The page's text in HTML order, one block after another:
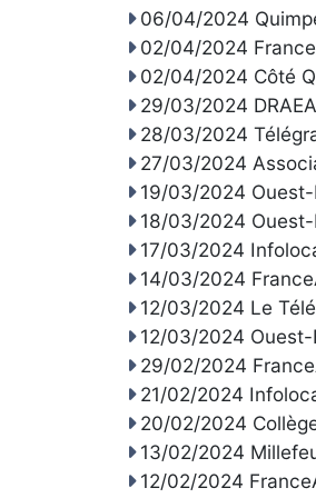
06/04/2024
02/04/2024
02/04/2024 Côté
29/03/2024
28/03/2024
27/03/2024
19/03/2024
18/03/2024
17/03/2024
14/03/2024
12/03/2024 Le
12/03/2024 Ouest-
29/02/2024
21/02/2024
20/02/2024
13/02/2024
12/02/2024